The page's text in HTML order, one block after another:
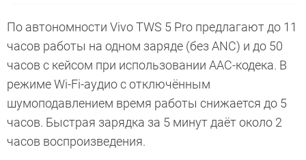
По автономности Vivo TWS 5 Pro предлагают до 11
часов работы на одном заряде (без ANC) и до 50
часов с кейсом при использовании AAC-кодека. В
режиме Wi-Fi-аудио с отключённым
шумоподавлением время работы снижается до 5
часов. Быстрая зарядка за 5 минут даёт около 2
часов воспроизведения.